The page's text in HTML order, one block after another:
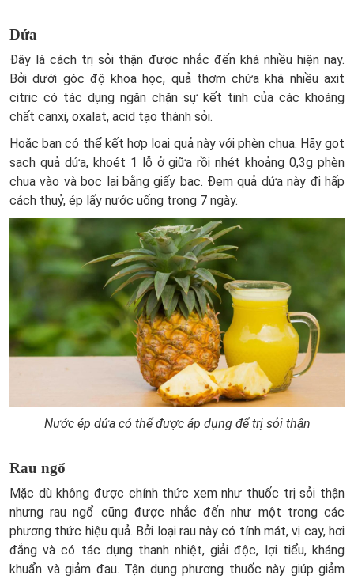
Dứa
Đây là cách trị sỏi thận được nhắc đến khá nhiều hiện nay.
Bởi dưới góc độ khoa học, quả thơm chứa khá nhiều axit
citric có tác dụng ngăn chặn sự kết tinh của các khoáng
chất canxi, oxalat, acid tạo thành sỏi.
Hoặc bạn có thể kết hợp loại quả này với phèn chua. Hãy gọt
sạch quả dứa, khoét 1 lỗ ở giữa rồi nhét khoảng 0,3g phèn
chua vào và bọc lại bằng giấy bạc. Đem quả dứa này đi hấp
cách thuỷ, ép lấy nước uống trong 7 ngày.
Nước ép dứa có thể được áp dụng để trị sỏi thận
Rau ngổ
Mặc dù không được chính thức xem như thuốc trị sỏi thận
nhưng rau ngổ cũng được nhắc đến như một trong các
phương thức hiệu quả. Bởi loại rau này có tính mát, vị cay, hơi
đắng và có tác dụng thanh nhiệt, giải độc, lợi tiểu, kháng
khuẩn và giảm đau. Tận dụng phương thuốc này giúp giảm